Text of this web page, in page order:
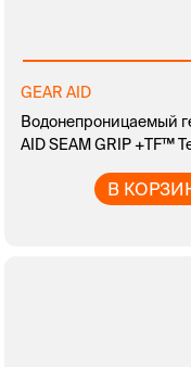
GEAR AID
Водонепроницаемый
AID SEAM GRIP +TF™
В